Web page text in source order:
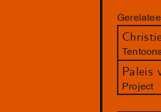
Paleis
Project